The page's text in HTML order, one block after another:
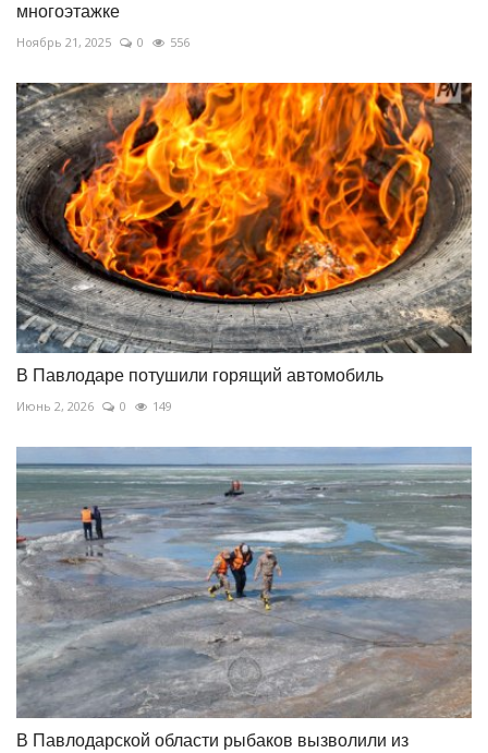
многоэтажке
Ноябрь 21, 2025 0 556
В Павлодаре потушили горящий автомобиль
Июнь 2, 2026 0 149
В Павлодарской области рыбаков вызволили из